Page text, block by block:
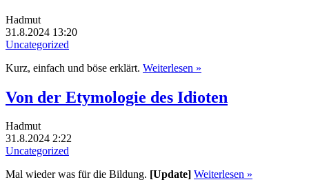
Hadmut
31.8.2024 13:20
Uncategorized
Kurz, einfach und böse erklärt. Weiterlesen »
Von der Etymologie des Idioten
Hadmut
31.8.2024 2:22
Uncategorized
Mal wieder was für die Bildung. [Update] Weiterlesen »